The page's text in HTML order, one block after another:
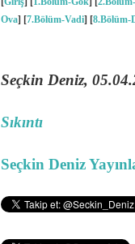
Ova] [7.Bölüm-Vadi] [8.Bölüm-
Seçkin Deniz,
Sıkıntı
Seçkin Deniz